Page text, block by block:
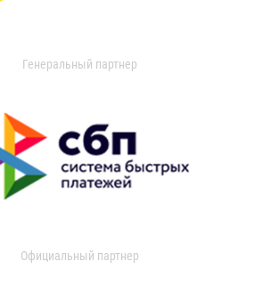
Генеральный партнер
Официальный партнер